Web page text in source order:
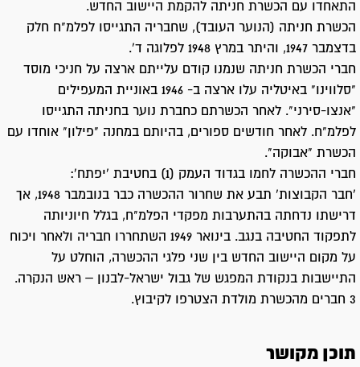
התאחדו עם הכשרת חניתה להקמת היישוב החדש.
הכשרת חניתה (הנוער העובד), שחבריה התגייסו לפלמ"ח חלק
בדצמבר 1947, והיתר במרץ 1948 לפלוגה ד'.
חברי הכשרת חניתה שנמנו קודם עלייתם ארצה על חניכי מוסד
"סלווינו" באיטליה עלו ארצה ב- 1946 באוניית המעפילים
"אנצו-סירני". לאחר הכשרתם כחברת נוער בחניתה התגייסו
לפלמ"ח. לאחר חודשים ספורים, בהיותם במחנה "פילון" אוחדו עם
הכשרת "אבוקה".
חברי ההכשרה לחמו בגדוד העמק (1) בחטיבת 'יפתח':
'חבר הקבוצות' תבע את שחרור ההכשרה כבר בנובמבר 1948, אך
דרישתו נדחתה בהתערבות מפקדי הפלמ"ח, בגלל חיוניותה
לתפקוד החטיבה בנגב. בינואר 1949 השתחררו חבריה ולאחר ויכוח
על מקום היישוב החדש בין שני פלגי ההכשרה, הוחלט על
התיישבות בנקודת המפגש של גבול ישראל-לבנון – ראש הנקרה.
3 חברים מהכשרת מולדת הצטרפו לקיבוץ.
תוכן מקושר